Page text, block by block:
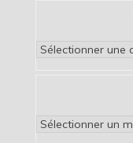
Catégories
Archives